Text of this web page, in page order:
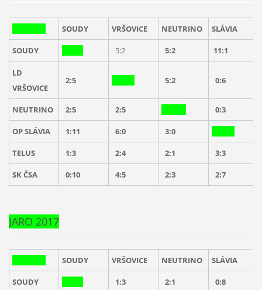
SOUDY VRŠOVICE NEUTRINO SLÁVIA
SOUDY 5:2 5:2 11:1
LD
VRŠOVICE
2:5 5:2 0:6
NEUTRINO 2:5 2:5 0:3
OP SLÁVIA 1:11 6:0 3:0
TELUS 1:3 2:4 2:1 3:3
SK ČSA 0:10 4:5 2:3 2:7
JARO 2017
SOUDY VRŠOVICE NEUTRINO SLÁVIA
SOUDY 1:3 2:1 0:8